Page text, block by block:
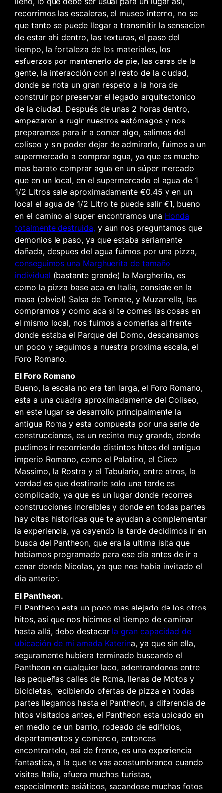
recorrimos las escaleras, el museo interno, no se
que tanto se puede llegar a transmitir la sensacion
de estar ahi dentro, las texturas, el paso del
tiempo, la fortaleza de los materiales, los
esfuerzos por mantenerlo de pie, las caras de la
gente, la interacción con el resto de la ciudad,
donde se nota un gran respeto a la hora de
construir por preservar el legado arquitectonico
de la ciudad. Después de unas 2 horas dentro,
empezaron a rugir nuestros estómagos y nos
preparamos para ir a comer algo, salimos del
coliseo y sin poder dejar de admirarlo, fuimos a un
supermercado a comprar agua, ya que es mucho
mas barato comprar agua en un súper mercado
que en un local, en el supermercado el agua de 1
1/2 Litros sale aproximadamente €0.45 y en un
local el agua de 1/2 Litro te puede salir €1, bueno
en el camino al super encontramos una Honda
totalmente destruida, y aun nos preguntamos que
demonios le paso, ya que estaba seriamente
dañada, despues del agua fuimos por una pizza,
conseguimos una Marghuerita de tamaño
individual (bastante grande) la Margherita, es
como la pizza base aca en Italia, consiste en la
masa (obvio!) Salsa de Tomate, y Muzarrella, las
compramos y como aca si te comes las cosas en
el mismo local, nos fuimos a comerlas al frente
donde estaba el Parque del Domo, descansamos
un poco y seguimos a nuestra proxima escala, el
Foro Romano.
El Foro Romano
Bueno, la escala no era tan larga, el Foro Romano,
esta a una cuadra aproximadamente del Coliseo,
en este lugar se desarrollo principalmente la
antigua Roma y esta compuesta por una serie de
construcciones, es un recinto muy grande, donde
pudimos ir recorriendo distintos hitos del antiguo
imperio Romano, como el Palatino, el Circo
Massimo, la Rostra y el Tabulario, entre otros, la
verdad es que destinarle solo una tarde es
complicado, ya que es un lugar donde recorres
construcciones increibles y donde en todas partes
hay citas historicas que te ayudan a complementar
la experiencia, ya cayendo la tarde decidimos ir en
busca del Pantheon, que era la ultima isita que
habiamos programado para ese dia antes de ir a
cenar donde Nicolas, ya que nos habia invitado el
dia anterior.
El Pantheon.
El Pantheon esta un poco mas alejado de los otros
hitos, asi que nos hicimos el tiempo de caminar
hasta allá, debo destacar la gran capacidad de
ubicación de mi amada Katerina, ya que sin ella,
seguramente hubiera terminado buscando el
Pantheon en cualquier lado, adentrandonos entre
las pequeñas calles de Roma, llenas de Motos y
bicicletas, recibiendo ofertas de pizza en todas
partes llegamos hasta el Pantheon, a diferencia de
hitos visitados antes, el Pantheon esta ubicado en
en medio de un barrio, rodeado de edificios,
departamentos y comercio, entonces
encontrartelo, asi de frente, es una experiencia
fantastica, a la que te vas acostumbrando cuando
visitas Italia, afuera muchos turistas,
especialmente asiáticos, sacandose muchas fotos